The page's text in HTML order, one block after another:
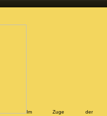
Im Zuge der